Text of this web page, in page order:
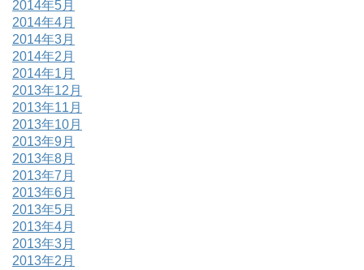
2014年5月
2014年4月
2014年3月
2014年2月
2014年1月
2013年12月
2013年11月
2013年10月
2013年9月
2013年8月
2013年7月
2013年6月
2013年5月
2013年4月
2013年3月
2013年2月